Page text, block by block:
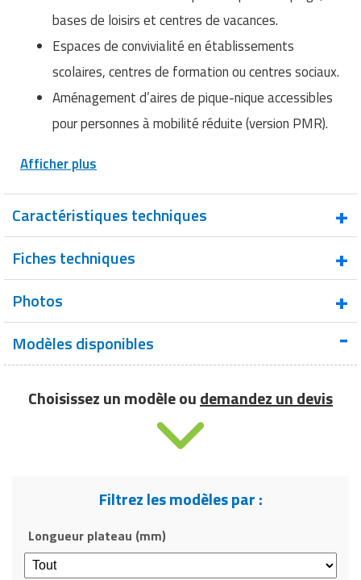
bases de loisirs et centres de vacances.
Espaces de convivialité en établissements
scolaires, centres de formation ou centres sociaux.
Aménagement d’aires de pique-nique accessibles
pour personnes à mobilité réduite (version PMR).
Afficher plus
Caractéristiques techniques
Type de
Table de pique-nique en pin avec bancs
Modèles
disponibles
Pin du Nord traité autoclave classe IV
rabattables
Poids (kg)
Fiches techniques
Fiche technique - Table de pique-nique Munich
en pin avec bancs rabattables - Standard ou PMR
Photos
Modèles disponibles
Choisissez un modèle oudemandez un devis
Filtrez les modèles par :
Longueur plateau (mm)